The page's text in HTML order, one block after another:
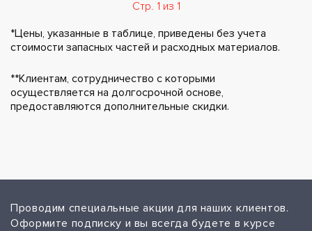
Стр. 1 из 1
*Цены, указанные в таблице, приведены без учета
стоимости запасных частей и расходных материалов.
**Клиентам, сотрудничество с которыми
осуществляется на долгосрочной основе,
предоставляются дополнительные скидки.
Проводим специальные акции для наших клиентов.
Оформите подписку и вы всегда будете в курсе